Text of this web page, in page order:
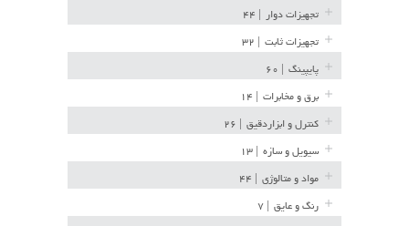
تجهیزات دوار
تجهیزات ثابت
پایپینگ
برق و مخابرات
کنترل و ابزاردقیق
سیویل و سازه
مواد و متالوژی
رنگ و عایق